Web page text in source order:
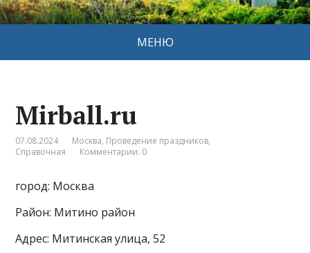
МЕНЮ
Mirball.ru
07.08.2024 Москва, Проведение праздников,
Справочная
Комментарии: 0
город: Москва
Район: Митино район
Адрес: Митинская улица, 52